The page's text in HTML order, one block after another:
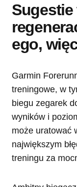
ego,
Garmin
treningowe, w
biegu zegarek
wyników i
może uratować
największym
treningu za